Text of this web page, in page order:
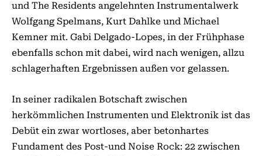
und The Residents angelehnten Instrumentalwerk
Wolfgang Spelmans, Kurt Dahlke und Michael
Kemner mit. Gabi Delgado-Lopes, in der Frühphase
ebenfalls schon mit dabei, wird nach wenigen, allzu
schlagerhaften Ergebnissen außen vor gelassen.
In seiner radikalen Botschaft zwischen
herkömmlichen Instrumenten und Elektronik ist das
Debüt ein zwar wortloses, aber betonhartes
Fundament des Post-und Noise Rock: 22 zwischen